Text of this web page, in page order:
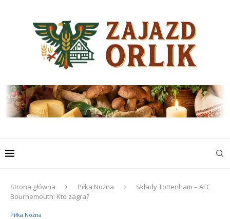
Strona główna Piłka Nożna
Składy Tottenham – AFC
Bournemouth: Kto zagra?
Piłka Nożna